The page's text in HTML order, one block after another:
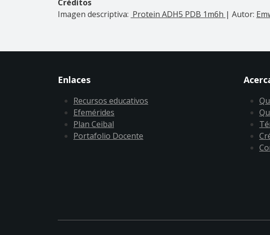
Créditos
Imagen descriptiva: Protein ADH5 PDB 1m6h | Autor:
Enlaces
Recursos educativos
Efemérides
Plan Ceibal
Portafolio Docente